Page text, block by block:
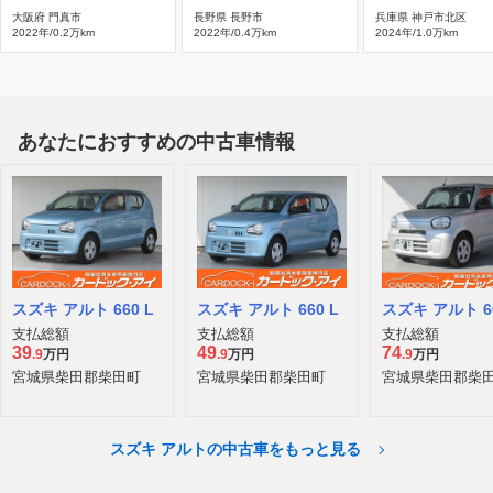
大阪府 門真市
2022年/0.2万km
長野県 長野市
2022年/0.4万km
兵庫県 神戸市北区
2024年/1.0万km
あなたにおすすめの中古車情報
スズキ アルト 660 L
支払総額
39.9万円
宮城県柴田郡柴田町
スズキ アルト 660 L
支払総額
49.9万円
宮城県柴田郡柴田町
スズキ アルト
支払総額
74.9万円
宮城県柴田郡柴
スズキ アルトの中古車をもっと見る